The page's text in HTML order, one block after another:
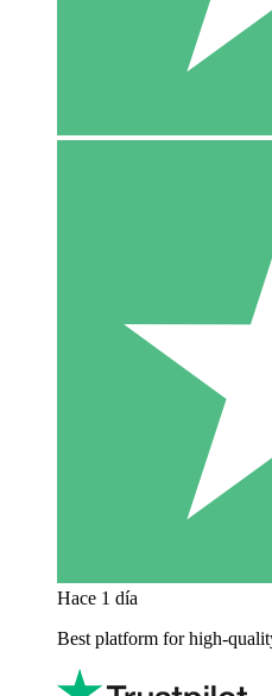
Hace 1 día
Best platform for high-